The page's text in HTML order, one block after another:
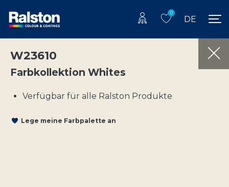
0
DE
W23610
Farbkollektion Whites
Verfügbar für alle Ralston Produkte
Lege meine Farbpalette an